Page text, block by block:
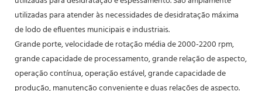
utilizadas para atender às necessidades de desidratação máxima
de lodo de efluentes municipais e industriais.
Grande porte, velocidade de rotação média de 2000-2200 rpm,
grande capacidade de processamento, grande relação de aspecto,
operação contínua, operação estável, grande capacidade de